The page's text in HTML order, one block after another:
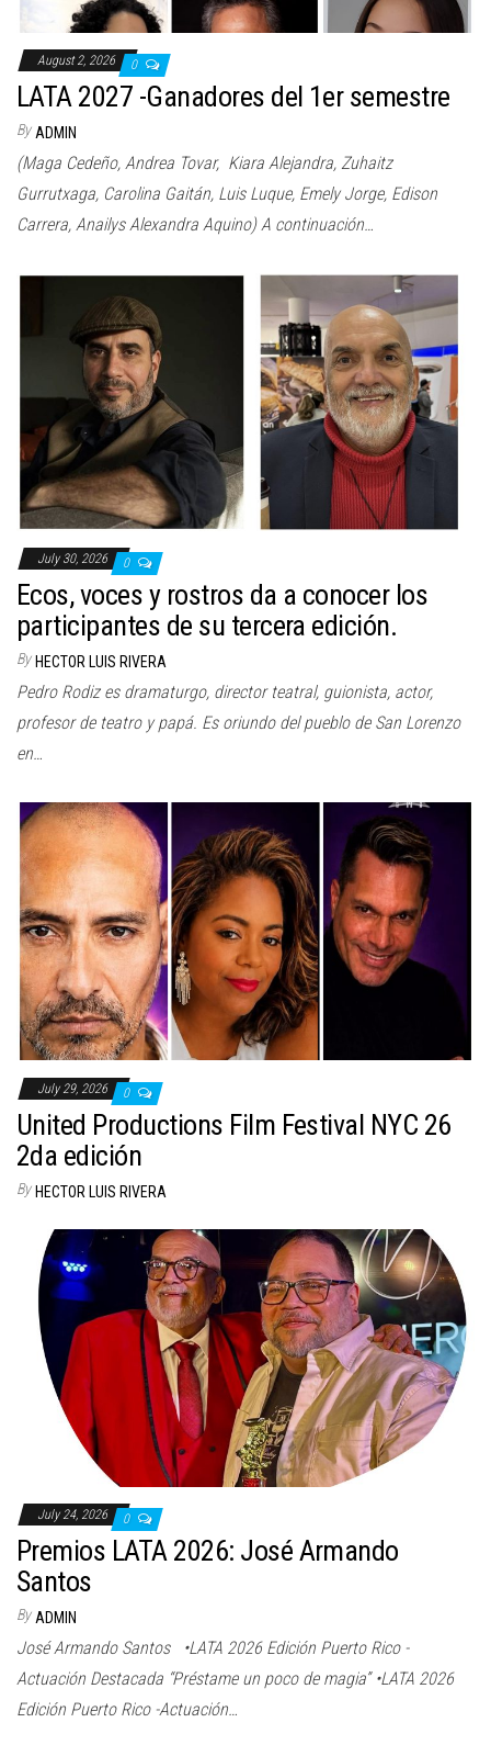
August 2, 2026 0
LATA 2027 -Ganadores del 1er semestre
By ADMIN
(Maga Cedeño, Andrea Tovar, Kiara Alejandra, Zuhaitz
Gurrutxaga, Carolina Gaitán, Luis Luque, Emely Jorge, Edison
Carrera, Anailys Alexandra Aquino) A continuación…
July 30, 2026 0
Ecos, voces y rostros da a conocer los
participantes de su tercera edición.
By HECTOR LUIS RIVERA
Pedro Rodiz es dramaturgo, director teatral, guionista, actor,
profesor de teatro y papá. Es oriundo del pueblo de San Lorenzo
en…
July 29, 2026 0
United Productions Film Festival NYC 26
2da edición
By HECTOR LUIS RIVERA
July 24, 2026 0
Premios LATA 2026: José Armando
Santos
By ADMIN
José Armando Santos •LATA 2026 Edición Puerto Rico -
Actuación Destacada “Préstame un poco de magia” •LATA 2026
Edición Puerto Rico -Actuación…